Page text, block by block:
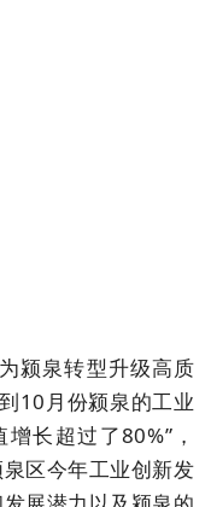
颍泉转型升级高质
10月份颍泉的工业
长超过了80%”，
区今年工业创新发